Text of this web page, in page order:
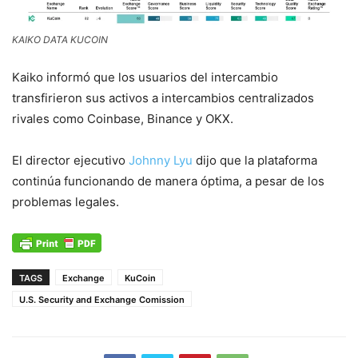
KAIKO DATA KUCOIN
Kaiko informó que los usuarios del intercambio
transfirieron sus activos a intercambios centralizados
rivales como Coinbase, Binance y OKX.
El director ejecutivo Johnny Lyu dijo que la plataforma
continúa funcionando de manera óptima, a pesar de los
problemas legales.
TAGS Exchange
KuCoin
U.S. Security and Exchange Comission